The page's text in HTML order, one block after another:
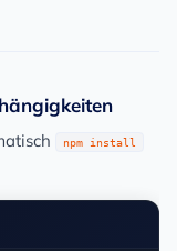
npm install